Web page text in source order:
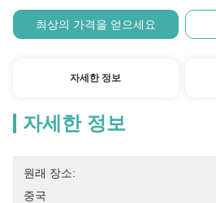
최상의 가격을 얻으세요
자세한 정보
자세한 정보
원래 장소:
중국